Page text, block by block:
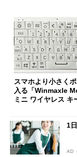
スマホより小さく
入る「Winmaxle
ミニ ワイヤレス キ
1
AD